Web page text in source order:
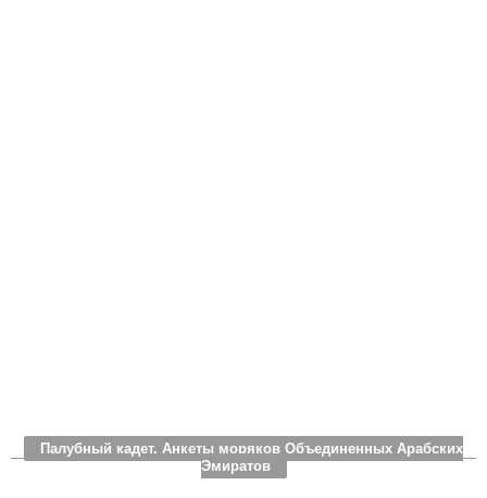
Палубный кадет. Анкеты моряков Объединенных Арабских
Эмиратов